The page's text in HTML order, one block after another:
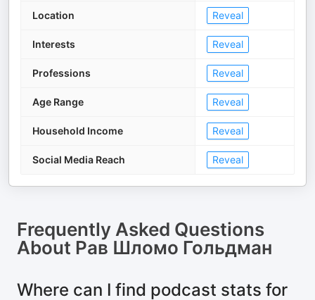
Location Reveal
Interests Reveal
Professions Reveal
Age Range Reveal
Household Income Reveal
Social Media Reach Reveal
Frequently Asked Questions
About Рав Шломо Гольдман
Where can I find podcast stats for